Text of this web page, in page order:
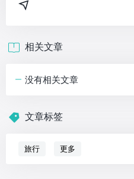
相关文章
没有相关文章
文章标签
旅行 更多